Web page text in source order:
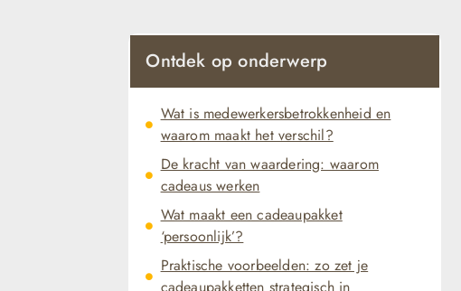
Ontdek op onderwerp
Wat is medewerkersbetrokkenheid en
waarom maakt het verschil?
De kracht van waardering: waarom
cadeaus werken
Wat maakt een cadeaupakket
‘persoonlijk’?
Praktische voorbeelden: zo zet je